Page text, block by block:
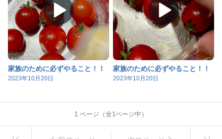
家族のために必ずやること！！
2023年10月20日
家族のために必ずやること！！
2023年10月20日
1 ページ（全1ページ中）